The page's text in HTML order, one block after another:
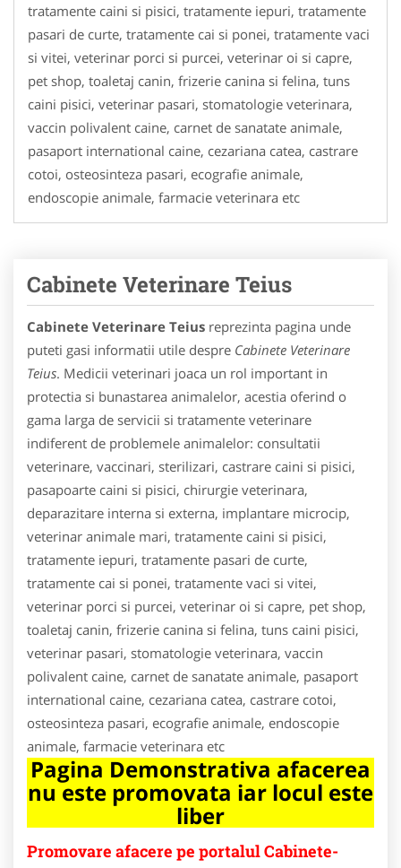
tratamente caini si pisici, tratamente iepuri, tratamente
pasari de curte, tratamente cai si ponei, tratamente vaci
si vitei, veterinar porci si purcei, veterinar oi si capre,
pet shop, toaletaj canin, frizerie canina si felina, tuns
caini pisici, veterinar pasari, stomatologie veterinara,
vaccin polivalent caine, carnet de sanatate animale,
pasaport international caine, cezariana catea, castrare
cotoi, osteosinteza pasari, ecografie animale,
endoscopie animale, farmacie veterinara etc
Cabinete Veterinare Teius
Cabinete Veterinare Teius reprezinta pagina unde
puteti gasi informatii utile despre Cabinete Veterinare
Teius. Medicii veterinari joaca un rol important in
protectia si bunastarea animalelor, acestia oferind o
gama larga de servicii si tratamente veterinare
indiferent de problemele animalelor: consultatii
veterinare, vaccinari, sterilizari, castrare caini si pisici,
pasapoarte caini si pisici, chirurgie veterinara,
deparazitare interna si externa, implantare microcip,
veterinar animale mari, tratamente caini si pisici,
tratamente iepuri, tratamente pasari de curte,
tratamente cai si ponei, tratamente vaci si vitei,
veterinar porci si purcei, veterinar oi si capre, pet shop,
toaletaj canin, frizerie canina si felina, tuns caini pisici,
veterinar pasari, stomatologie veterinara, vaccin
polivalent caine, carnet de sanatate animale, pasaport
international caine, cezariana catea, castrare cotoi,
osteosinteza pasari, ecografie animale, endoscopie
animale, farmacie veterinara etc
Pagina Demonstrativa afacerea
nu este promovata iar locul este
liber
Promovare afacere pe portalul Cabinete-